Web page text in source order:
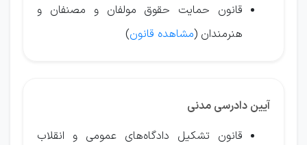
قانون حمایت حقوق مولفان و مصنفان و
هنرمندان (مشاهده قانون)
آیین دادرسی مدنی
قانون تشکیل دادگاه‌های عمومی و انقلاب